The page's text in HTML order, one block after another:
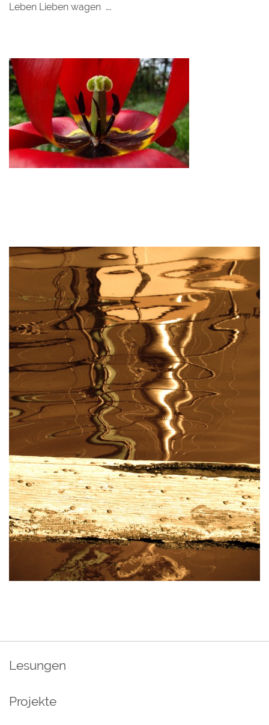
Leben Lieben wagen ….
Lesungen
Projekte